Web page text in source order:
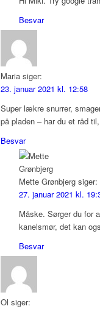
Besvar
Maria siger:
23. januar 2021 kl. 12:58
Super lækre snurrer,
på pladen – har du et råd
Besvar
Mette Grønbjerg siger:
27. januar 2021 kl.
Måske. Sørger du for
kanelsmør, det kan
Besvar
Ol siger: